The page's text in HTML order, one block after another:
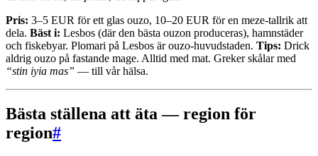
Pris: 3–5 EUR för ett glas ouzo, 10–20 EUR för en meze-tallrik att
dela. Bäst i: Lesbos (där den bästa ouzon produceras), hamnstäder
och fiskebyar. Plomari på Lesbos är ouzo-huvudstaden. Tips: Drick
aldrig ouzo på fastande mage. Alltid med mat. Greker skålar med
“stin iyia mas” — till vår hälsa.
Bästa ställena att äta — region för
region#